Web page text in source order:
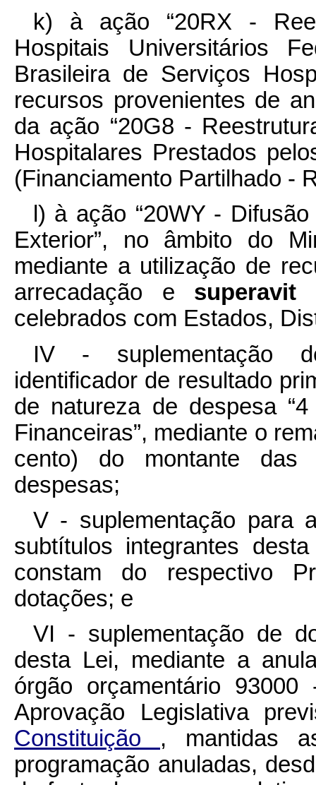
k) à ação “20RX -
Hospitais Universitários
Brasileira de Serviços
recursos provenientes de
da ação “20G8 -
Hospitalares Prestados
(Financiamento Partilhado -
l) à ação “20WY -
Exterior”, no âmbito do
mediante a utilização de
arrecadação e superavit
celebrados com Estados,
IV - suplementação
identificador de resultado
de natureza de despesa
Financeiras”, mediante o
cento) do montante das
despesas;
V - suplementação para
subtítulos integrantes
constam do respectivo
dotações; e
VI - suplementação de
desta Lei, mediante a
órgão orçamentário 93000
Aprovação Legislativa
Constituição , mantidas
programação anuladas,